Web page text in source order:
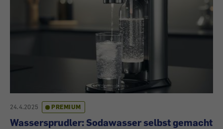
24.4.2025 PREMIUM
Wassersprudler: Sodawasser selbst gemacht